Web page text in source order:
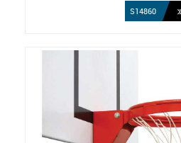
S14860